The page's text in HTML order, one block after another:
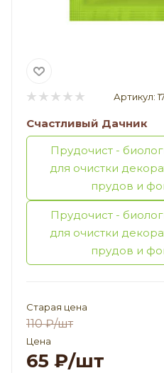
Артикул:
Счастливый Дачник
Прудочист -
для очистки
прудов и
Прудочист -
для очистки
прудов и
Старая цена
110₽/шт
Цена
65 ₽/шт